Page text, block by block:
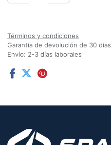
Términos y condiciones
Garantía de devolución de 30 días
Envío: 2-3 días laborales